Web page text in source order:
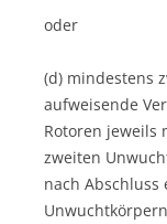
oder
(d) mindestens
aufweisende
Rotoren jeweils
zweiten
nach